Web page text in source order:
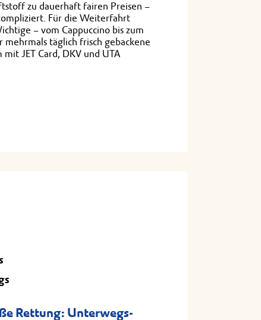
zu dauerhaft fairen Preisen –
Für die Weiterfahrt
– vom Cappuccino bis zum
mehrmals täglich frisch gebackene
JET Card, DKV und UTA
Rettung: Unterwegs-